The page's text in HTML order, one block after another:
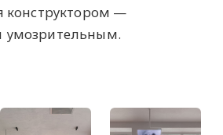
конструктором —